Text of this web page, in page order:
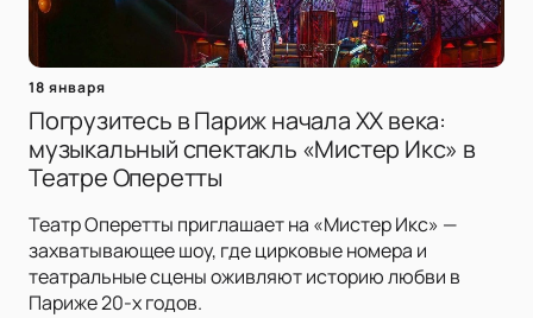
18 января
Погрузитесь в Париж начала XX века:
музыкальный спектакль «Мистер Икс» в
Театре Оперетты
Театр Оперетты приглашает на «Мистер Икс» —
захватывающее шоу, где цирковые номера и
театральные сцены оживляют историю любви в
Париже 20-х годов.